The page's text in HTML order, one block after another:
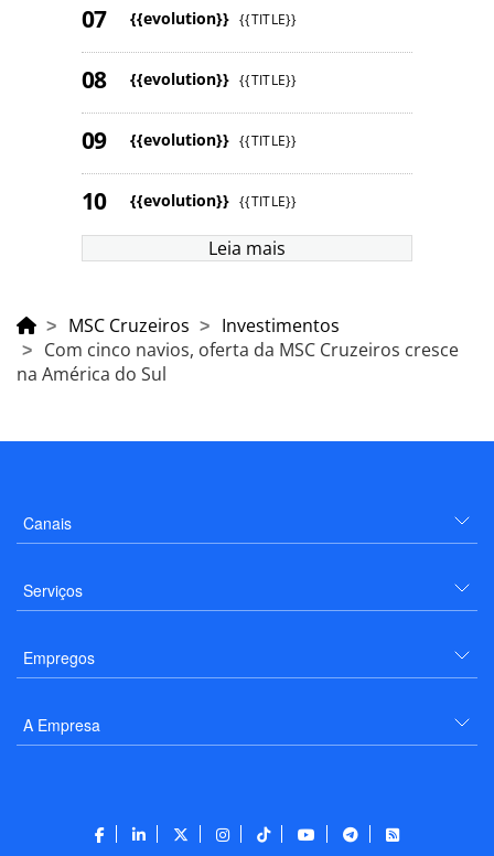
{{evolution}} {{TITLE}}
{{evolution}} {{TITLE}}
{{evolution}} {{TITLE}}
{{evolution}} {{TITLE}}
Leia mais
MSC Cruzeiros
Investimentos
Com cinco navios, oferta da MSC Cruzeiros cresce
na América do Sul
Canais
Serviços
Empregos
A Empresa